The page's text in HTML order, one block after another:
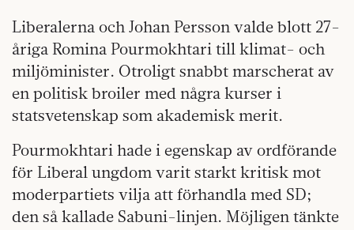
Liberalerna och Johan Persson valde blott 27-
åriga Romina Pourmokhtari till klimat- och
miljöminister. Otroligt snabbt marscherat av
en politisk broiler med några kurser i
statsvetenskap som akademisk merit.
Pourmokhtari hade i egenskap av ordförande
för Liberal ungdom varit starkt kritisk mot
moderpartiets vilja att förhandla med SD;
den så kallade Sabuni-linjen. Möjligen tänkte